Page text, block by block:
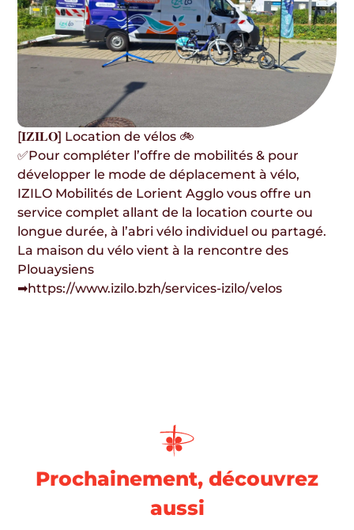
[𝐈𝐙𝐈𝐋𝐎] Location de vélos 🚲
✅Pour compléter l’offre de mobilités & pour
développer le mode de déplacement à vélo,
IZILO Mobilités de Lorient Agglo vous offre un
service complet allant de la location courte ou
longue durée, à l’abri vélo individuel ou partagé.
La maison du vélo vient à la rencontre des
Plouaysiens
➡https://www.izilo.bzh/services-izilo/velos
Prochainement, découvrez
aussi